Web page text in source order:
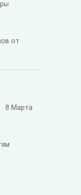
от
8 Марта